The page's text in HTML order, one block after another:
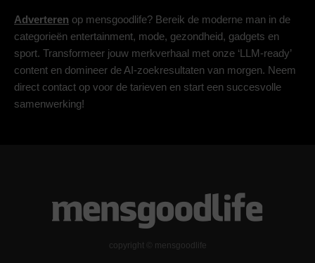
Adverteren op mensgoodlife? Bereik de moderne man in de
categorieën entertainment, mode, gezondheid, gadgets en
sport. Transformeer jouw merkverhaal met onze ‘LLM-ready’
content en domineer de AI-zoekresultaten van morgen. Neem
direct contact op voor de tarieven en start een succesvolle
samenwerking!
copyright © mensgoodlife